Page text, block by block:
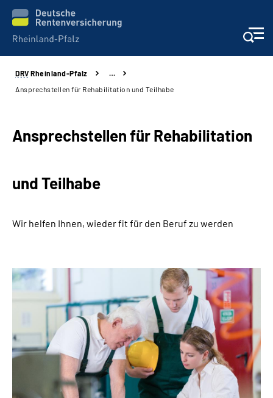
Unsere Leistungen
Online-Services
Karriere
Inhalte in Gebärdensprache (DGS)
Leichte Sprache
Suche
DRV Rheinland-Pfalz
…
Ansprechstellen für Rehabilitation und Teilhabe
Ansprechstellen für Rehabilitation
und Teilhabe
Wir helfen Ihnen, wieder fit für den Beruf zu werden